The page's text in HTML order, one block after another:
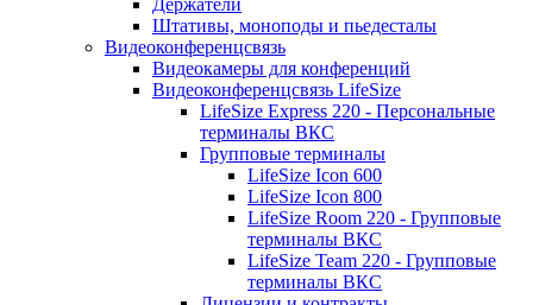
Держатели
Штативы, моноподы и пьедесталы
Видеоконференцсвязь
Видеокамеры для конференций
Видеоконференцсвязь LifeSize
LifeSize Express 220 - Персональные
терминалы ВКС
Групповые терминалы
LifeSize Icon 600
LifeSize Icon 800
LifeSize Room 220 - Групповые
терминалы ВКС
LifeSize Team 220 - Групповые
терминалы ВКС